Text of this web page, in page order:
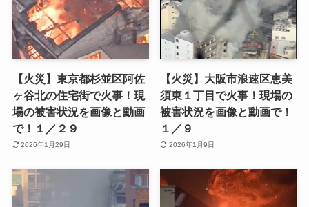
【火災】東京都杉並区阿佐
ヶ谷北の住宅街で火事！現
場の被害状況を画像と動画
で！１／２９
2026年1月29日
【火災】大阪市浪速区恵美
須東１丁目で火事！現場の
被害状況を画像と動画で！
１／９
2026年1月9日